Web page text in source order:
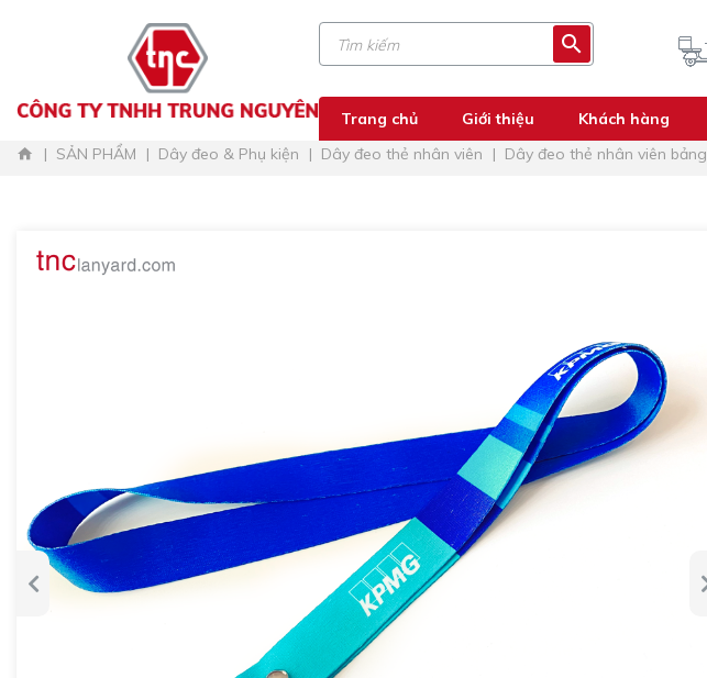
Trang chủ Giới thiệu Khách hàng
SẢN PHẨM Dây đeo & Phụ kiện Dây đeo thẻ nhân viên Dây đeo thẻ nhân viên